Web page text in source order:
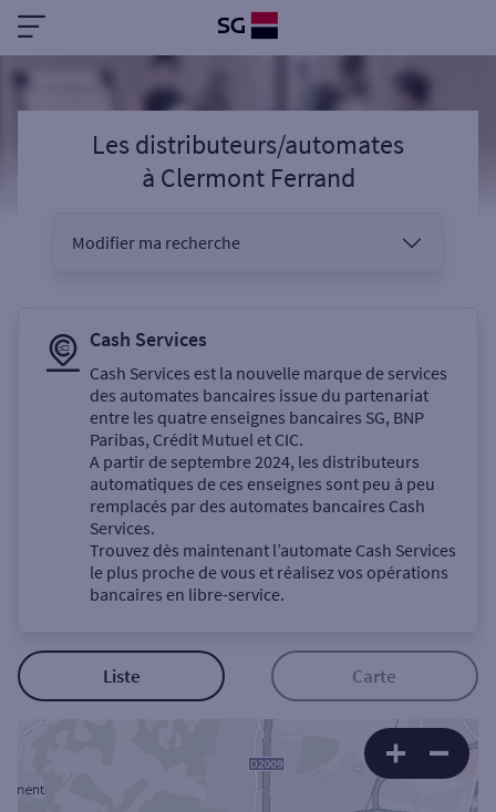
Les distributeurs/automates
à Clermont Ferrand
Modifier ma recherche
Sélectionnez votre recherche
Un service
Autour de moi
Cash Services
Cash Services est la nouvelle marque de services
des automates bancaires issue du partenariat
entre les quatre enseignes bancaires SG, BNP
Paribas, Crédit Mutuel et CIC.
A partir de septembre 2024, les distributeurs
automatiques de ces enseignes sont peu à peu
remplacés par des automates bancaires Cash
Services.
Trouvez dès maintenant l’automate Cash Services
le plus proche de vous et réalisez vos opérations
bancaires en libre-service.
Liste Carte